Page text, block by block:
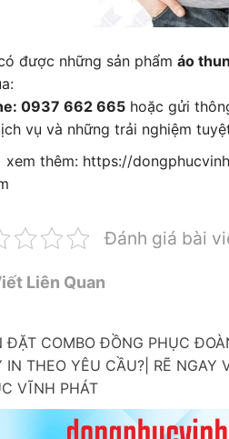
được những sản phẩm áo
0937 662 665 hoặc gửi
vụ và những trải nghiệm
xem thêm: https://
Đánh giá bài
Liên Quan
ĐẶT COMBO ĐỒNG PHỤC
IN THEO YÊU CẦU?| RẼ NGAY
VĨNH PHÁT